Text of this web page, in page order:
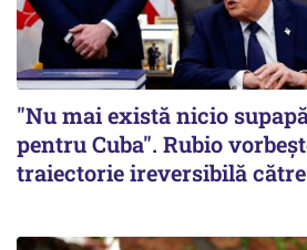
"Nu mai există nicio
pentru Cuba". Rubio
traiectorie ireversibilă